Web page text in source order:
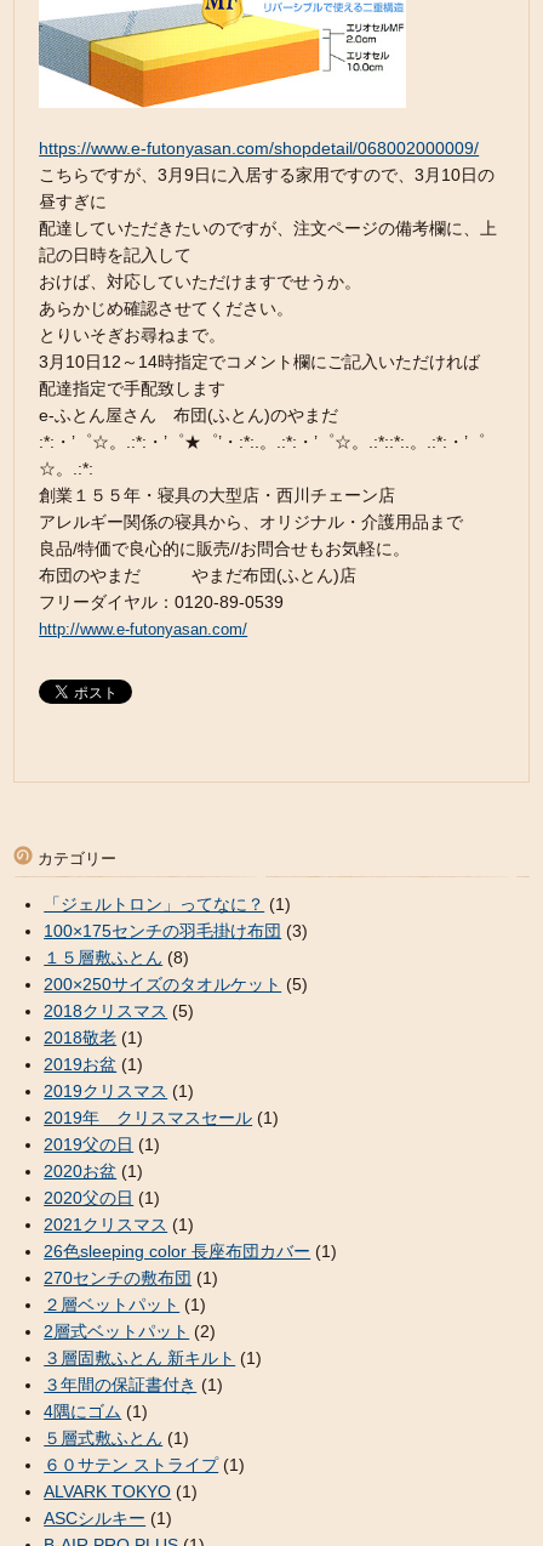
https://www.e-futonyasan.com/shopdetail/068002000009/
こちらですが、3月9日に入居する家用ですので、3月10日の
昼すぎに
配達していただきたいのですが、注文ページの備考欄に、上
記の日時を記入して
おけば、対応していただけますでせうか。
あらかじめ確認させてください。
とりいそぎお尋ねまで。
3月10日12～14時指定でコメント欄にご記入いただければ
配達指定で手配致します
e-ふとん屋さん 布団(ふとん)のやまだ
:*:・’゜☆。.:*:・’゜★゜’・:*:.。.:*:・’゜☆。.:*::*:.。.:*:・’゜
☆。.:*:
創業１５５年・寝具の大型店・西川チェーン店
アレルギー関係の寝具から、オリジナル・介護用品まで
良品/特価で良心的に販売//お問合せもお気軽に。
布団のやまだ やまだ布団(ふとん)店
フリーダイヤル：0120-89-0539
http://www.e-futonyasan.com/
カテゴリー
「ジェルトロン」ってなに？ (1)
100×175センチの羽毛掛け布団 (3)
１５層敷ふとん (8)
200×250サイズのタオルケット (5)
2018クリスマス (5)
2018敬老 (1)
2019お盆 (1)
2019クリスマス (1)
2019年 クリスマスセール (1)
2019父の日 (1)
2020お盆 (1)
2020父の日 (1)
2021クリスマス (1)
26色sleeping color 長座布団カバー (1)
270センチの敷布団 (1)
２層ベットパット (1)
2層式ベットパット (2)
３層固敷ふとん 新キルト (1)
３年間の保証書付き (1)
4隅にゴム (1)
５層式敷ふとん (1)
６０サテン ストライプ(1)
ALVARK TOKYO (1)
ASCシルキー (1)